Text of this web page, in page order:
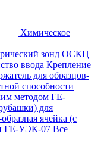
Химическое
зонд ОСКЦ
ввода Крепление
для образцов-
способности
методом ГЕ-
для
ячейка (с
ГЕ-УЭК-07 Все